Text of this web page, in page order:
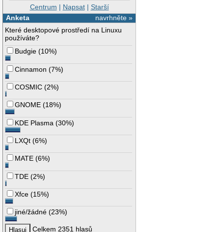
Centrum | Napsat| Starší
navrhněte »
Anketa
Které desktopové prostředí na Linuxu
používáte?
Budgie (10%)
Cinnamon (7%)
COSMIC (2%)
GNOME (18%)
KDE Plasma (30%)
LXQt (6%)
MATE (6%)
TDE (2%)
Xfce (15%)
jiné/žádné (23%)
Celkem 2351 hlasů